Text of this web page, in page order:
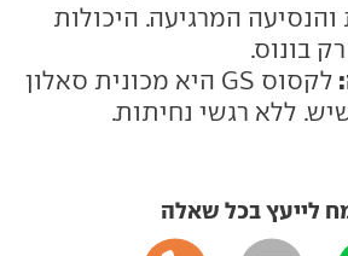
והנסיעה המרגיעה. היכולות
בונוס.
לקסוס GS היא מכונית סאלון
ללא רגשי נחיתות.
לייעץ בכל שאלה